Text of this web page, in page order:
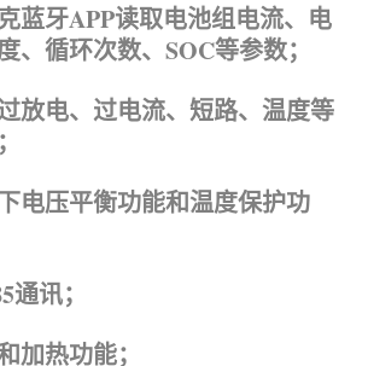
蓝牙APP读取电池组电流、电
、循环次数、SOC等参数；
放电、过电流、短路、温度等
电压平衡功能和温度保护功
讯；
加热功能；